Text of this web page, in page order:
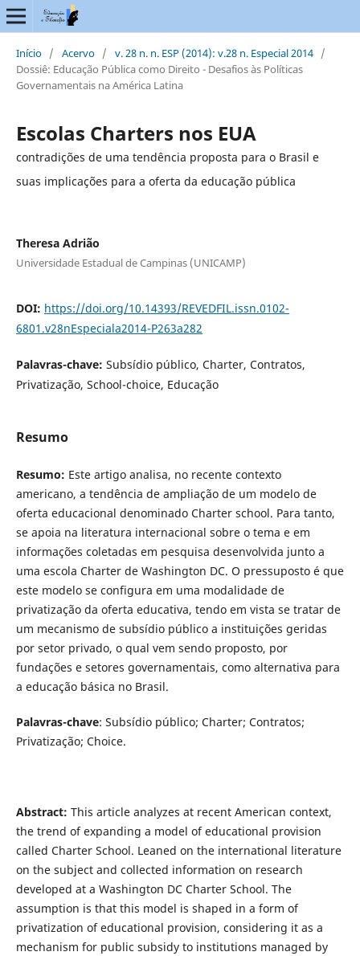
Início / Acervo / v. 28 n. n. ESP (2014): v.28 n. Especial 2014 /
Dossiê: Educação Pública como Direito - Desafios às Políticas
Governamentais na América Latina
Escolas Charters nos EUA
contradições de uma tendência proposta para o Brasil e
suas implicações para a oferta da educação pública
Theresa Adrião
Universidade Estadual de Campinas (UNICAMP)
DOI: https://doi.org/10.14393/REVEDFIL.issn.0102-
6801.v28nEspeciala2014-P263a282
Palavras-chave: Subsídio público, Charter, Contratos,
Privatização, School-choice, Educação
Resumo
Resumo: Este artigo analisa, no recente contexto
americano, a tendência de ampliação de um modelo de
oferta educacional denominado Charter school. Para tanto,
se apoia na literatura internacional sobre o tema e em
informações coletadas em pesquisa desenvolvida junto a
uma escola Charter de Washington DC. O pressuposto é que
este modelo se configura em uma modalidade de
privatização da oferta educativa, tendo em vista se tratar de
um mecanismo de subsídio público a instituições geridas
por setor privado, o qual vem sendo proposto, por
fundações e setores governamentais, como alternativa para
a educação básica no Brasil.
Palavras-chave: Subsídio público; Charter; Contratos;
Privatização; Choice.
Abstract: This article analyzes at recent American context,
the trend of expanding a model of educational provision
called Charter School. Leaned on the international literature
on the subject and collected information on research
developed at a Washington DC Charter School. The
assumption is that this model is shaped in a form of
privatization of educational provision, considering it as a
mechanism for public subsidy to institutions managed by